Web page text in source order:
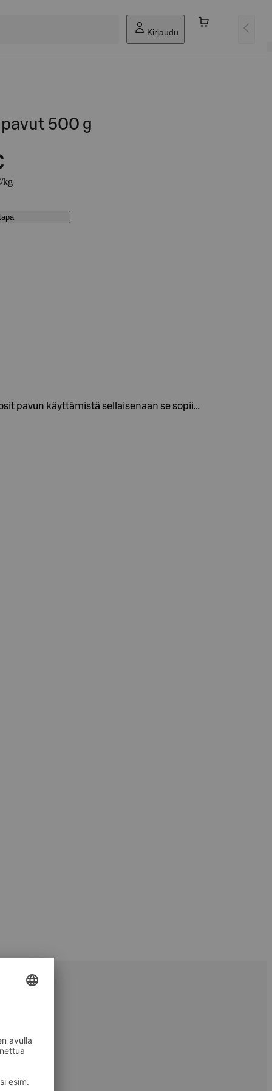
Kirjaudu
500 g
kg
pavun käyttämistä sellaisenaan se sopii…